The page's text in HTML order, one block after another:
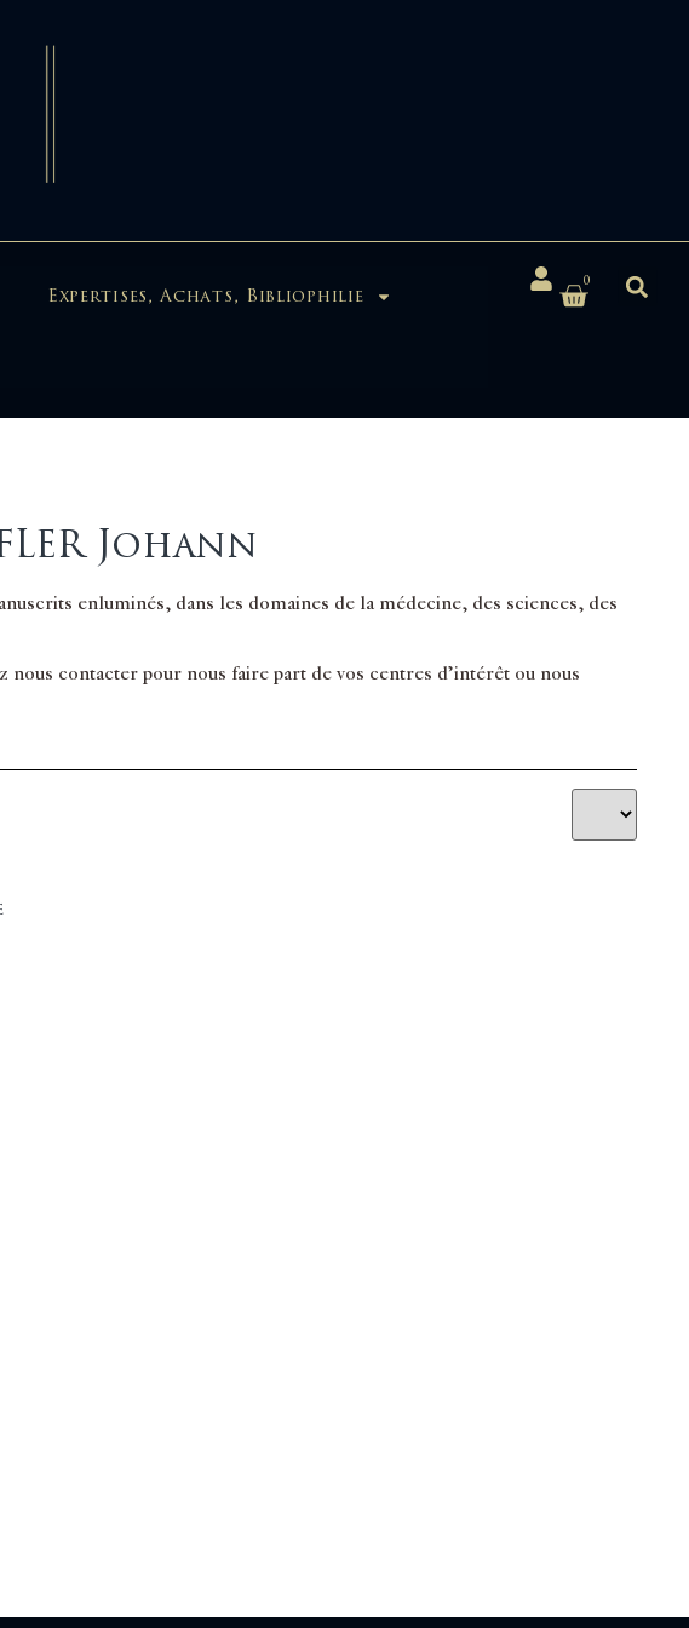
Expertises, Achats, Bibliophilie
0
Johann
enluminés, dans les domaines de la médecine, des sciences, des
nous contacter pour nous faire part de vos centres d’intérêt ou nous